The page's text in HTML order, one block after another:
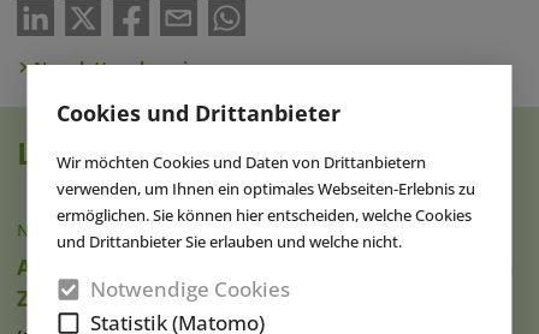
Cookies und Drittanbieter
Wir möchten Cookies und Daten von Drittanbietern
verwenden, um Ihnen ein optimales Webseiten-Erlebnis zu
ermöglichen. Sie können hier entscheiden, welche Cookies
und Drittanbieter Sie erlauben und welche nicht.
Notwendige Cookies
Statistik (Matomo)
Newsletter abonnieren
Lesen Sie auch
NACHRICHTEN
Apparel Group & Immersive Gamebox starten
Zusammenarbeit in den Golfstaaten